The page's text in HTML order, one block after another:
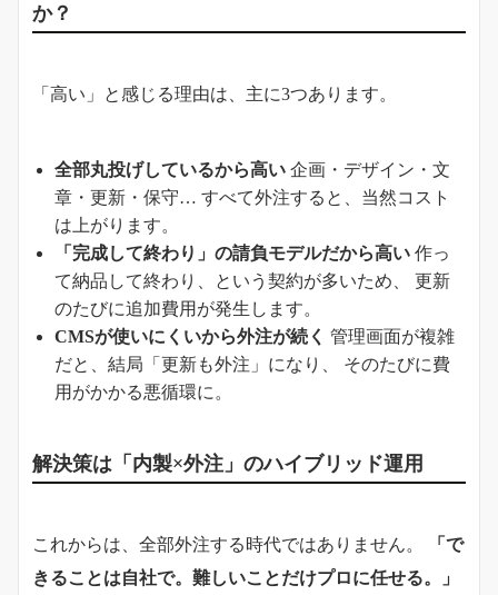
か？
「高い」と感じる理由は、主に3つあります。
全部丸投げしているから高い 企画・デザイン・文
章・更新・保守… すべて外注すると、当然コスト
は上がります。
「完成して終わり」の請負モデルだから高い 作っ
て納品して終わり、という契約が多いため、 更新
のたびに追加費用が発生します。
CMSが使いにくいから外注が続く 管理画面が複雑
だと、結局「更新も外注」になり、 そのたびに費
用がかかる悪循環に。
解決策は「内製×外注」のハイブリッド運用
これからは、全部外注する時代ではありません。
「で
きることは自社で。難しいことだけプロに任せる。」